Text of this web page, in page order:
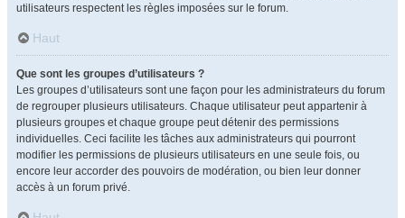
utilisateurs respectent les règles imposées sur le forum.
Haut
Que sont les groupes d’utilisateurs ?
Les groupes d’utilisateurs sont une façon pour les administrateurs du forum
de regrouper plusieurs utilisateurs. Chaque utilisateur peut appartenir à
plusieurs groupes et chaque groupe peut détenir des permissions
individuelles. Ceci facilite les tâches aux administrateurs qui pourront
modifier les permissions de plusieurs utilisateurs en une seule fois, ou
encore leur accorder des pouvoirs de modération, ou bien leur donner
accès à un forum privé.